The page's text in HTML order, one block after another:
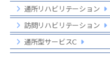
通所リハビリテーション
訪問リハビリテーション
通所型サービスC